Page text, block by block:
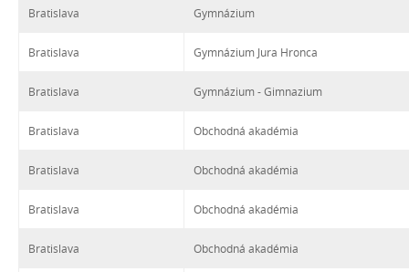
Bratislava Gymnázium
Bratislava Gymnázium Jura Hronca
Bratislava Gymnázium - Gimnazium
Bratislava Obchodná akadémia
Bratislava Obchodná akadémia
Bratislava Obchodná akadémia
Bratislava Obchodná akadémia